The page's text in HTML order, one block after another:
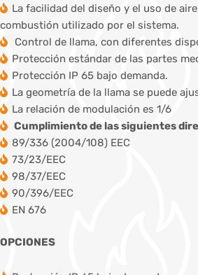
La facilidad del diseño y el uso de
combustión utilizado por el sistema.
Control de llama, con diferentes
Protección estándar de las partes
Protección IP 65 bajo demanda.
La geometría de la llama se puede
La relación de modulación es 1/6
Cumplimiento de las siguientes
89/336 (2004/108) EEC
73/23/EEC
98/37/EEC
90/396/EEC
EN 676
OPCIONES